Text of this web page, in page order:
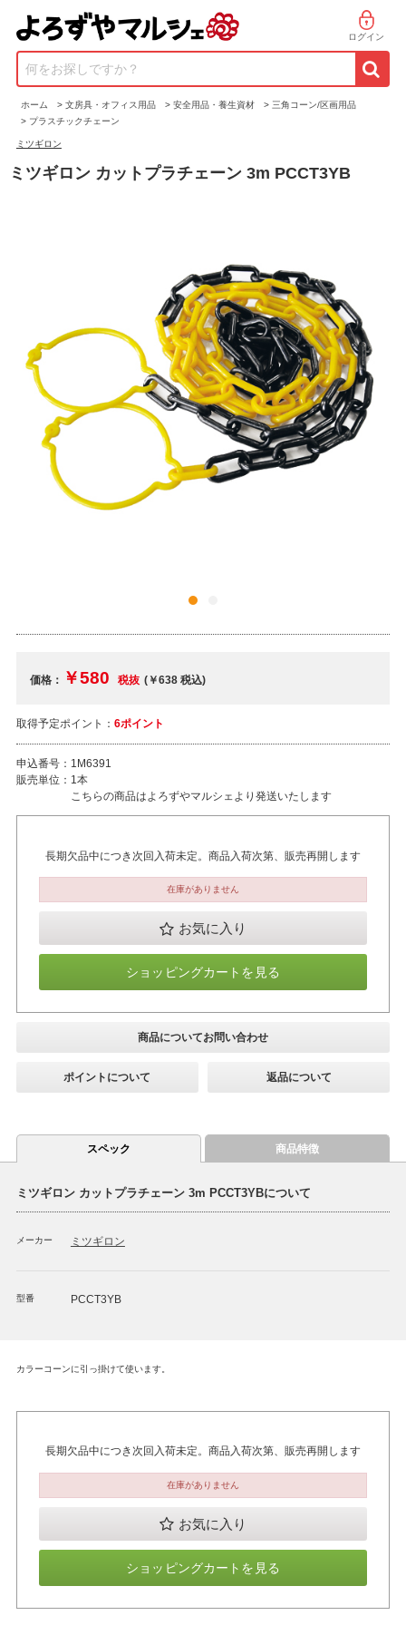
ログイン
何をお探しですか？
ホーム > 文房具・オフィス用品 > 安全用品・養生資材 > 三角コーン/区画用品
> プラスチックチェーン
ミツギロン
ミツギロン カットプラチェーン 3m PCCT3YB
価格： ￥580 税抜 (￥638税込)
取得予定ポイント： 6ポイント
申込番号： 1M6391
販売単位： 1本
こちらの商品はよろずやマルシェより発送いたします
長期欠品中につき次回入荷未定。商品入荷次第、販売再開します
在庫がありません
お気に入り
ショッピングカートを見る
商品についてお問い合わせ
ポイントについて 返品について
スペック 商品特徴
ミツギロン カットプラチェーン 3m PCCT3YBについて
メーカー ミツギロン
型番 PCCT3YB
カラーコーンに引っ掛けて使います。
長期欠品中につき次回入荷未定。商品入荷次第、販売再開します
在庫がありません
お気に入り
ショッピングカートを見る